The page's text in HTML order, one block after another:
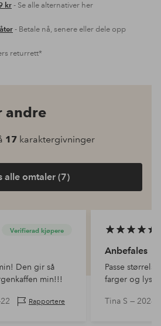
kr- Se alle alternativer her
- Betale nå, senere eller dele opp
returrett*
andre
17 karaktergivninger
alle omtaler (7)
Verifierad kjøpere
Den gir så
min!!!
Rapportere
Anbefales
Passe
farger og
Tina S — 2024-